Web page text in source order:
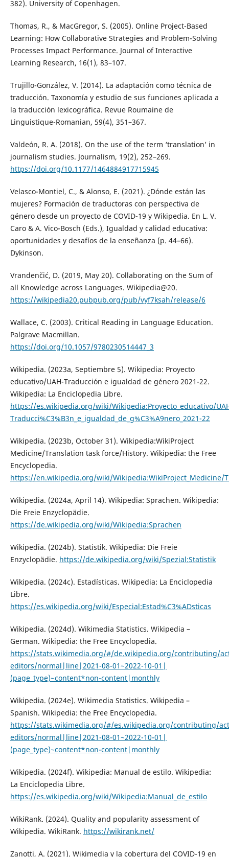
382). University of Copenhagen.
Thomas, R., & MacGregor, S. (2005). Online Project-Based
Learning: How Collaborative Strategies and Problem-Solving
Processes Impact Performance. Journal of Interactive
Learning Research, 16(1), 83–107.
Trujillo-González, V. (2014). La adaptación como técnica de
traducción. Taxonomía y estudio de sus funciones aplicada a
la traducción lexicográfica. Revue Roumaine de
Linguistique-Romanian, 59(4), 351–367.
Valdeón, R. A. (2018). On the use of the term ‘translation’ in
journalism studies. Journalism, 19(2), 252–269.
https://doi.org/10.1177/1464884917715945
Velasco-Montiel, C., & Alonso, E. (2021). ¿Dónde están las
mujeres? Formación de traductoras con perspectiva de
género desde un proyecto de COVID-19 y Wikipedia. En L. V.
Caro & A. Vico-Bosch (Eds.), Igualdad y calidad educativa:
oportunidades y desafíos de la enseñanza (p. 44–66).
Dykinson.
Vrandenčić, D. (2019, May 20). Collaborating on the Sum of
all Knowledge across Languages. Wikipedia@20.
https://wikipedia20.pubpub.org/pub/vyf7ksah/release/6
Wallace, C. (2003). Critical Reading in Language Education.
Palgrave Macmillan.
https://doi.org/10.1057/9780230514447_3
Wikipedia. (2023a, Septiembre 5). Wikipedia: Proyecto
educativo/UAH-Traducción e igualdad de género 2021-22.
Wikipedia: La Enciclopedia Libre.
https://es.wikipedia.org/wiki/Wikipedia:Proyecto_educativo/
Traducci%C3%B3n_e_igualdad_de_g%C3%A9nero_2021-22
Wikipedia. (2023b, October 31). Wikipedia:WikiProject
Medicine/Translation task force/History. Wikipedia: the Free
Encyclopedia.
https://en.wikipedia.org/wiki/Wikipedia:WikiProject_Medicine/
Wikipedia. (2024a, April 14). Wikipedia: Sprachen. Wikipedia:
Die Freie Enzyclopädie.
https://de.wikipedia.org/wiki/Wikipedia:Sprachen
Wikipedia. (2024b). Statistik. Wikipedia: Die Freie
Enzyclopädie. https://de.wikipedia.org/wiki/Spezial:Statistik
Wikipedia. (2024c). Estadísticas. Wikipedia: La Enciclopedia
Libre.
https://es.wikipedia.org/wiki/Especial:Estad%C3%ADsticas
Wikipedia. (2024d). Wikimedia Statistics. Wikipedia –
German. Wikipedia: the Free Encyclopedia.
https://stats.wikimedia.org/#/de.wikipedia.org/contributing/
editors/normal|line|2021-08-01~2022-10-01|
(page_type)~content*non-content|monthly
Wikipedia. (2024e). Wikimedia Statistics. Wikipedia –
Spanish. Wikipedia: the Free Encyclopedia.
https://stats.wikimedia.org/#/es.wikipedia.org/contributing/
editors/normal|line|2021-08-01~2022-10-01|
(page_type)~content*non-content|monthly
Wikipedia. (2024f). Wikipedia: Manual de estilo. Wikipedia:
La Enciclopedia Libre.
https://es.wikipedia.org/wiki/Wikipedia:Manual_de_estilo
WikiRank. (2024). Quality and popularity assessment of
Wikipedia. WikiRank. https://wikirank.net/
Zanotti, A. (2021). Wikimedia y la cobertura del COVID-19 en